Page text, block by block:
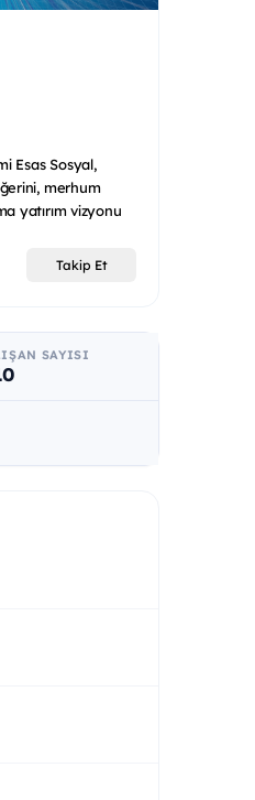
Esas Sosyal,
merhum
yatırım vizyonu
Takip Et
SAYISI